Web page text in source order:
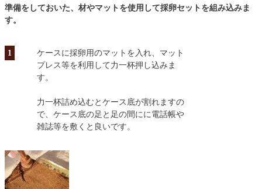
準備をしておいた、材やマットを使用して採卵セットを組み込みま
す。
1
ケースに採卵用のマットを入れ、マット
プレス等を利用して力一杯押し込みま
す。
力一杯詰め込むとケース底が割れますの
で、ケース底の足と足の間にに電話帳や
雑誌等を敷くと良いです。